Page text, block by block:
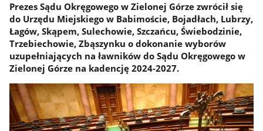
Prezes Sądu Okręgowego w Zielonej Górze zwrócił się
do Urzędu Miejskiego w Babimoście, Bojadłach, Lubrzy,
Łagów, Skąpem, Sulechowie, Szczańcu, Świebodzinie,
Trzebiechowie, Zbąszynku o dokonanie wyborów
uzupełniających na ławników do Sądu Okręgowego w
Zielonej Górze na kadencję 2024-2027.